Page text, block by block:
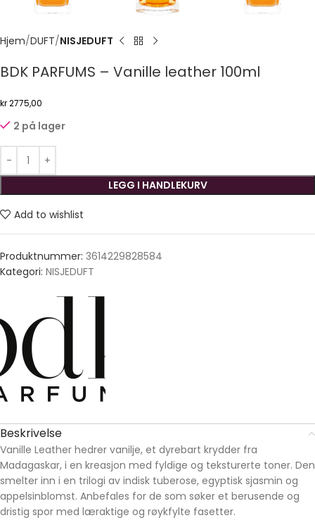
Hjem DUFT NISJEDUFT
BDK PARFUMS – Vanille leather 100ml
kr2775,00
2 på lager
LEGG I HANDLEKURV
Add to wishlist
Produktnummer: 3614229828584
Kategori: NISJEDUFT
Beskrivelse
Vanille Leather hedrer vanilje, et dyrebart krydder fra
Madagaskar, i en kreasjon med fyldige og teksturerte toner. Den
smelter inn i en trilogi av indisk tuberose, egyptisk sjasmin og
appelsinblomst. Anbefales for de som søker et berusende og
dristig spor med læraktige og røykfylte fasetter.